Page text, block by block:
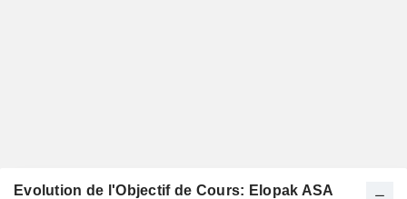
Evolution de l'Objectif de Cours: Elopak ASA